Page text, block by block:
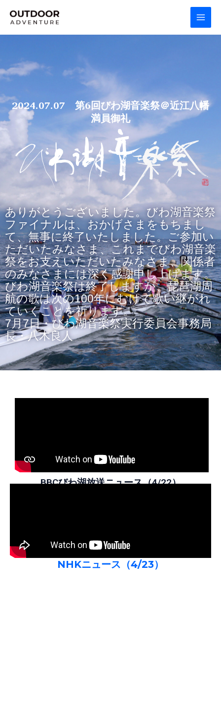
ッ
プ
2024.07.07 第6回びわ湖音楽祭＠近江八幡
満員御礼
ありがとうございました。びわ湖音楽祭
ファイナルは、おかげさまをもちまし
て、無事に終了いたしました。ご参加い
ただいたみなさま、これまでびわ湖音楽
祭をお支えいただいたみなさま、関係者
のみなさまには深く感謝申し上げます。
びわ湖音楽祭は終了しますが、琵琶湖周
航の歌は次の100年にむけて歌い継がれ
ていくことを祈ります。
7月7日・びわ湖音楽祭実行委員会事務局
長・八木良人
BBCびわ湖放送ニュース（4/22）
NHKニュース（4/23）